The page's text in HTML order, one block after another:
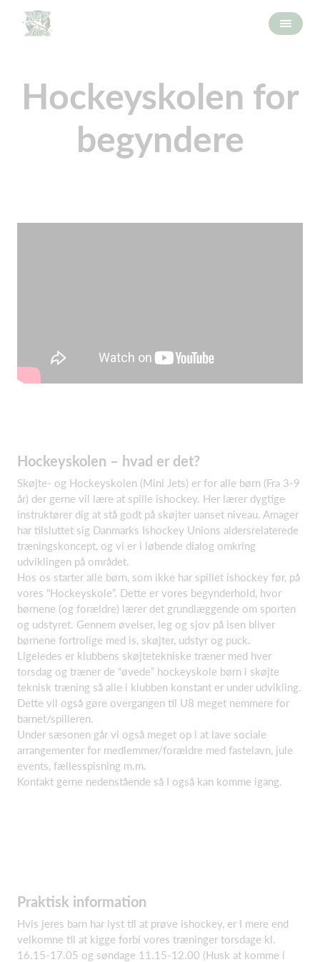
Hockeyskolen for
begyndere
Hockeyskolen – hvad er det?​
Skøjte- og Hockeyskolen (Mini Jets) er for alle børn (Fra 3-9
år) der gerne vil lære at spille ishockey. Her lærer dygtige
instruktører dig at stå godt på skøjter uanset niveau. Amager
har tilsluttet sig Danmarks Ishockey Unions aldersrelaterede
træningskoncept, og vi er i løbende dialog omkring
udviklingen på området.
Hos os starter alle børn, som ikke har spillet ishockey før, på
vores “Hockeyskole”. Dette er vores begynderhold, hvor
børnene (og forældre) lærer det grundlæggende om sporten
og udstyret. Gennem øvelser, leg og sjov på isen bliver
børnene fortrolige med is, skøjter, udstyr og puck.
Ligeledes er klubbens skøjtetekniske træner med hver
torsdag og træner de “øvede” hockeyskole børn i skøjte
teknisk træning så alle i klubben konstant er under udvikling.
Dette vil også gøre overgangen til U8 meget nemmere for
barnet/spilleren.
Under sæsonen går vi også meget op i at lave sociale
arrangementer for medlemmer/forældre med fastelavn, jule
events, fællesspisning m.m.
Kontakt gerne nedenstående så I også kan komme igang.
Praktisk information
Hvis jeres barn har lyst til at prøve ishockey, er I mere end
velkomne til at kigge forbi vores træninger torsdage kl.
16.15-17.05 og søndage 11.15-12.00 (Husk at komme i